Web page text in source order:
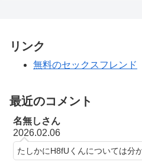
リンク
無料のセックスフレンド
最近のコメント
名無しさん
2026.02.06
たしかにH8fUくんについては分